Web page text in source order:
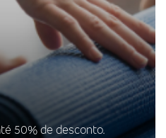
50% de desconto.